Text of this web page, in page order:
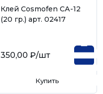
Клей Cosmofen CА-12
(20 гр.) арт. 02417
350,00 ₽/шт
Купить